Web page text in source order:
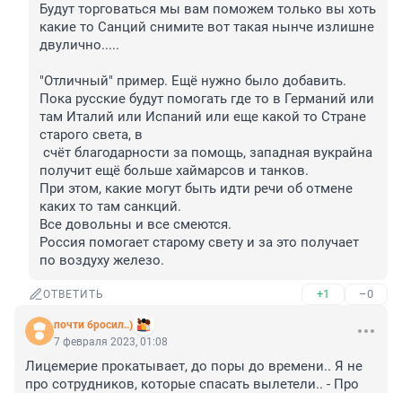
Будут торговаться мы вам поможем только вы хоть
какие то Санций снимите вот такая нынче излишне
двулично.....
"Отличный" пример. Ещё нужно было добавить.
Пока русские будут помогать где то в Германий или
там Италий или Испаний или еще какой то Стране
старого света, в
счёт благодарности за помощь, западная вукрайна
получит ещё больше хаймарсов и танков.
При этом, какие могут быть идти речи об отмене
каких то там санкций.
Все довольны и все смеются.
Россия помогает старому свету и за это получает
по воздуху железо.
ОТВЕТИТЬ +1 –0
почти бросил..)
7 февраля 2023, 01:08
Лицемерие прокатывает, до поры до времени.. Я не
про сотрудников, которые спасать вылетели.. - Про